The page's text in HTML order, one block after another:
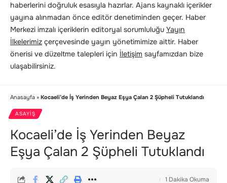
haberlerini doğruluk esasıyla hazırlar. Ajans kaynaklı içerikler
yayına alınmadan önce editör denetiminden geçer. Haber
Merkezi imzalı içeriklerin editoryal sorumluluğu Yayın
İlkelerimiz çerçevesinde yayın yönetimimize aittir. Haber
önerisi ve düzeltme talepleri için İletişim sayfamızdan bize
ulaşabilirsiniz.
Anasayfa » Kocaeli’de İş Yerinden Beyaz Eşya Çalan 2 Şüpheli Tutuklandı
ASAYIŞ
Kocaeli’de İş Yerinden Beyaz
Eşya Çalan 2 Şüpheli Tutuklandı
1 Dakika Okuma